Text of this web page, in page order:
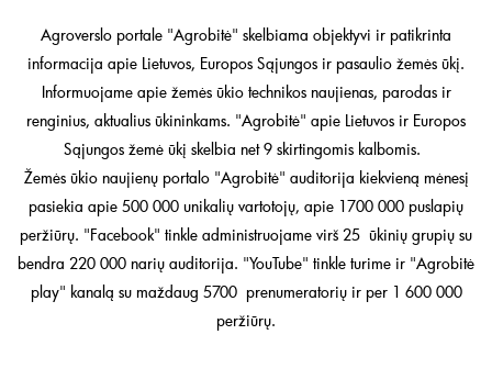
Agroverslo portale "Agrobitė" skelbiama objektyvi ir patikrinta
informacija apie Lietuvos, Europos Sąjungos ir pasaulio žemės ūkį.
Informuojame apie žemės ūkio technikos naujienas, parodas ir
renginius, aktualius ūkininkams. "Agrobitė" apie Lietuvos ir Europos
Sąjungos žemė ūkį skelbia net 9 skirtingomis kalbomis.
Žemės ūkio naujienų portalo "Agrobitė" auditorija kiekvieną mėnesį
pasiekia apie 500 000 unikalių vartotojų, apie 1700 000 puslapių
peržiūrų. "Facebook" tinkle administruojame virš 25 ūkinių grupių su
bendra 220 000 narių auditorija. "YouTube" tinkle turime ir "Agrobitė
play" kanalą su maždaug 5700 prenumeratorių ir per 1 600 000
peržiūrų.